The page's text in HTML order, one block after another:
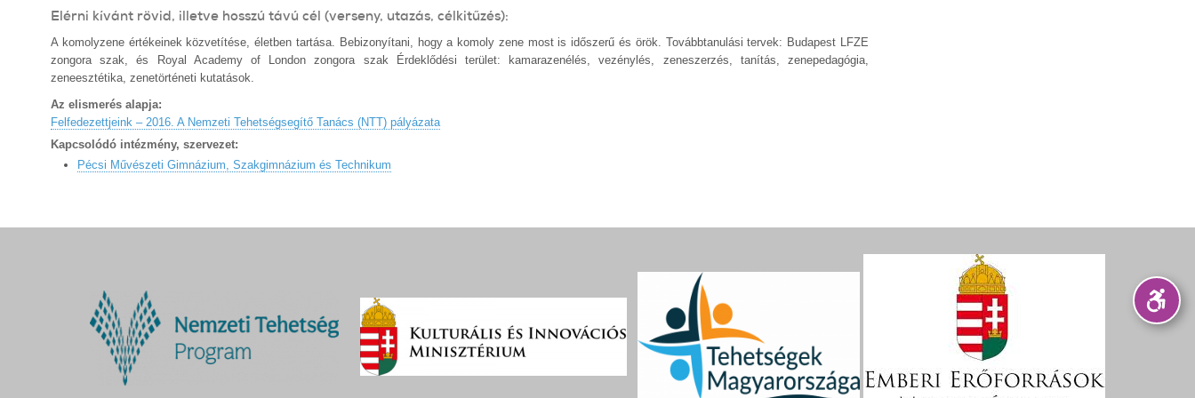
Elérni kívánt rövid, illetve hosszú távú cél (verseny, utazás, célkitűzés):
A komolyzene értékeinek közvetítése, életben tartása. Bebizonyítani, hogy a komoly zene most is időszerű és örök. Továbbtanulási tervek: Budapest LFZE
zongora szak, és Royal Academy of London zongora szak Érdeklődési terület: kamarazenélés, vezénylés, zeneszerzés, tanítás, zenepedagógia,
zeneesztétika, zenetörténeti kutatások.
Az elismerés alapja:
Felfedezettjeink – 2016. A Nemzeti Tehetségsegítő Tanács (NTT) pályázata
Kapcsolódó intézmény, szervezet:
Pécsi Művészeti Gimnázium, Szakgimnázium és Technikum